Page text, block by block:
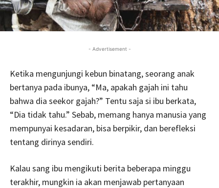
- Advertisement -
Ketika mengunjungi kebun binatang, seorang anak
bertanya pada ibunya, “Ma, apakah gajah ini tahu
bahwa dia seekor gajah?” Tentu saja si ibu berkata,
“Dia tidak tahu.” Sebab, memang hanya manusia yang
mempunyai kesadaran, bisa berpikir, dan berefleksi
tentang dirinya sendiri.
Kalau sang ibu mengikuti berita beberapa minggu
terakhir, mungkin ia akan menjawab pertanyaan